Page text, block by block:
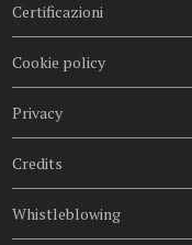
Certificazioni
Cookie policy
Privacy
Credits
Whistleblowing